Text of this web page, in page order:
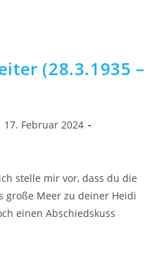
(28.3.1935 –
17. Februar 2024
stelle mir vor, dass du die
große Meer zu deiner Heidi
einen Abschiedskuss